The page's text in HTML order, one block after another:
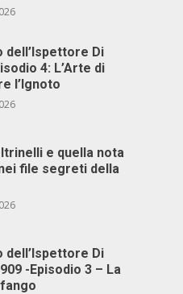
dell’Ispettore Di
4: L’Arte di
l’Ignoto
e quella nota
file segreti della
dell’Ispettore Di
-Episodio 3 – La